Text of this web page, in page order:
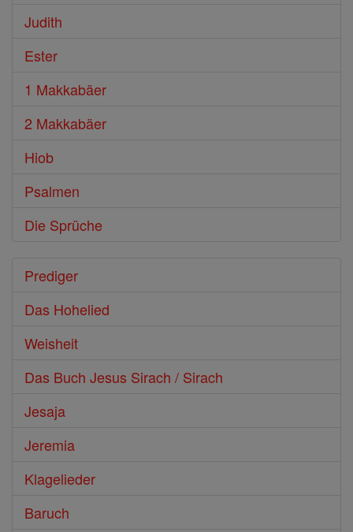
Judith
Ester
1 Makkabäer
2 Makkabäer
Hiob
Psalmen
Die Sprüche
Prediger
Das Hohelied
Weisheit
Das Buch Jesus Sirach / Sirach
Jesaja
Jeremia
Klagelieder
Baruch